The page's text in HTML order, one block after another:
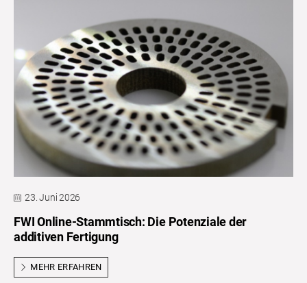
23. Juni 2026
FWI Online-Stammtisch: Die Potenziale der
additiven Fertigung
MEHR ERFAHREN